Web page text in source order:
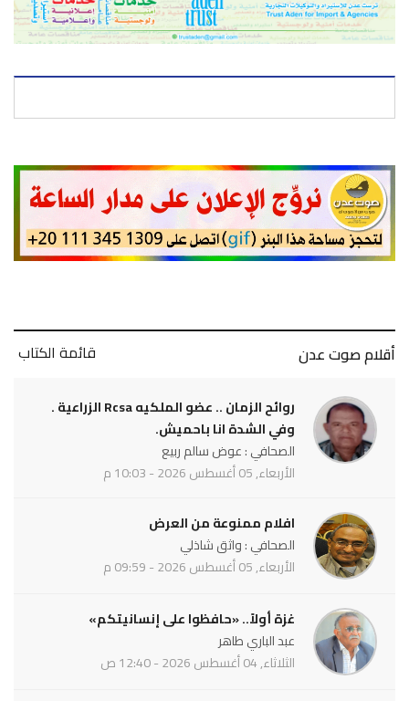
أقلام صوت عدن قائمة الكتاب
روائح الزمان .. عضو الملكيه Rcsa الزراعية .
وفي الشدة انا باحميش.
الصحافي : عوض سالم ربيع
الأربعاء, 05 أغسطس 2026 - 10:03 م
افلام ممنوعة من العرض
الصحافي : واثق شاذلي
الأربعاء, 05 أغسطس 2026 - 09:59 م
غزة أولاً.. «حافظوا على إنسانيتكم»
عبد الباري طاهر
الثلاثاء, 04 أغسطس 2026 - 12:40 ص